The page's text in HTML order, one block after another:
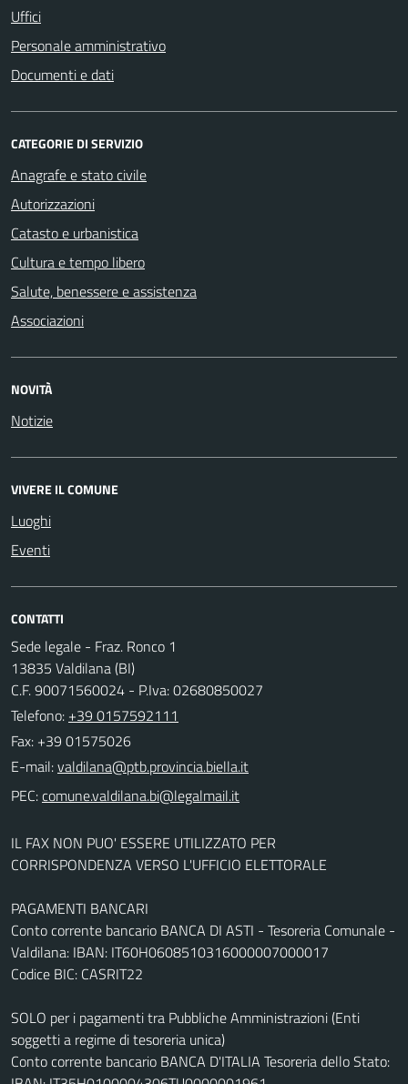
Uffici
Personale amministrativo
Documenti e dati
CATEGORIE DI SERVIZIO
Anagrafe e stato civile
Autorizzazioni
Catasto e urbanistica
Cultura e tempo libero
Salute, benessere e assistenza
Associazioni
NOVITÀ
Notizie
VIVERE IL COMUNE
Luoghi
Eventi
CONTATTI
Sede legale - Fraz. Ronco 1
13835 Valdilana (BI)
C.F. 90071560024 - P.Iva: 02680850027
Telefono: +39 0157592111
Fax: +39 01575026
E-mail:
PEC:
IL FAX NON PUO' ESSERE UTILIZZATO PER
CORRISPONDENZA VERSO L'UFFICIO ELETTORALE
PAGAMENTI BANCARI
Conto corrente bancario BANCA DI ASTI - Tesoreria Comunale -
Valdilana: IBAN: IT60H0608510316000007000017
Codice BIC: CASRIT22
SOLO per i pagamenti tra Pubbliche Amministrazioni (Enti
soggetti a regime di tesoreria unica)
Conto corrente bancario BANCA D'ITALIA Tesoreria dello Stato: